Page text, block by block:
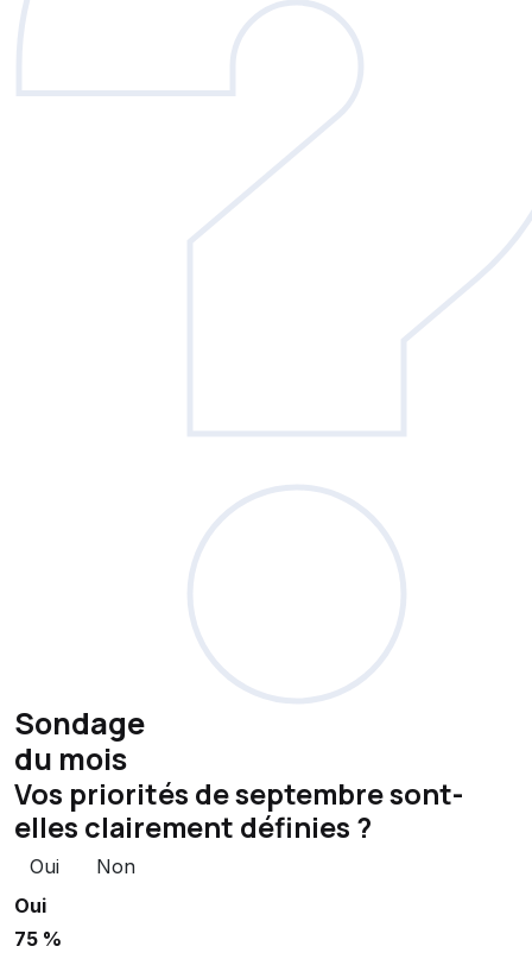
Sondage
du mois
Vos priorités de septembre sont-
elles clairement définies ?
Oui
Non
Oui
75 %